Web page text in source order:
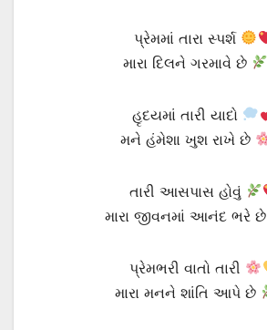
પ્રેમમાં તારા સ્પર્શ
મારા દિલને ગરમાવે છે
હૃદયમાં તારી યાદો
મને હંમેશા ખુશ રાખે છે
તારી આસપાસ હોવું
મારા જીવનમાં આનંદ ભરે છે
પ્રેમભરી વાતો તારી
મારા મનને શાંતિ આપે છે